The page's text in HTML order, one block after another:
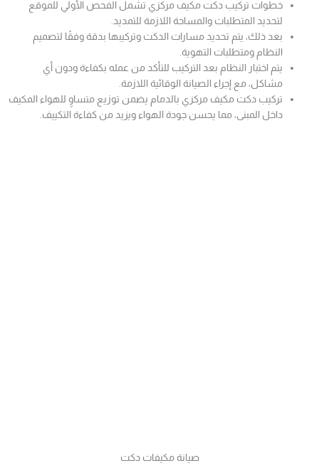
خطوات تركيب دكت مكيف مركزي تشمل الفحص الأولي للموقع
لتحديد المتطلبات والمساحة اللازمة للتمديد.
بعد ذلك، يتم تحديد مسارات الدكت وتركيبها بدقة وفقًا لتصميم
النظام ومتطلبات التهوية.
يتم اختبار النظام بعد التركيب للتأكد من عمله بكفاءة ودون أي
مشاكل، مع إجراء الصيانة الوقائية اللازمة.
تركيب دكت مكيف مركزي بالدمام يضمن توزيع متساوٍ للهواء المكيف
داخل المبنى، مما يحسن جودة الهواء ويزيد من كفاءة التكييف.
صيانة مكيفات دكت